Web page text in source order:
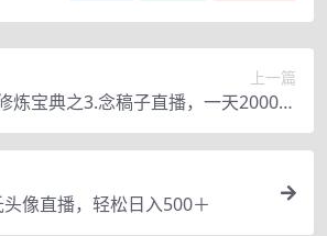
上一篇
炼宝典之3.念稿子直播，一天2000左
右
像直播，轻松日入500＋